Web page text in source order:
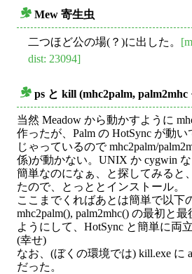
Mew 寄生虫
二つほど公の場(？)に出した。
dist: 23094]
ps と kill (mhc2palm, palm2mhc
当然 Meadow から動かすように
作ったが、Palm の HotSync が動
じゃっているので mhc2palm/
係)が動かない。UNIX か cygwin な
簡単なのになぁ、と探してみると、
たので、とっととインストール。
ここまでくればあとは簡単で以下
mhc2palm(), palm2mhc() の最初と
ようにして、HotSync と簡単に両
(幸せ)
なお、(ぼくの環境では) kill.exe に
だった。